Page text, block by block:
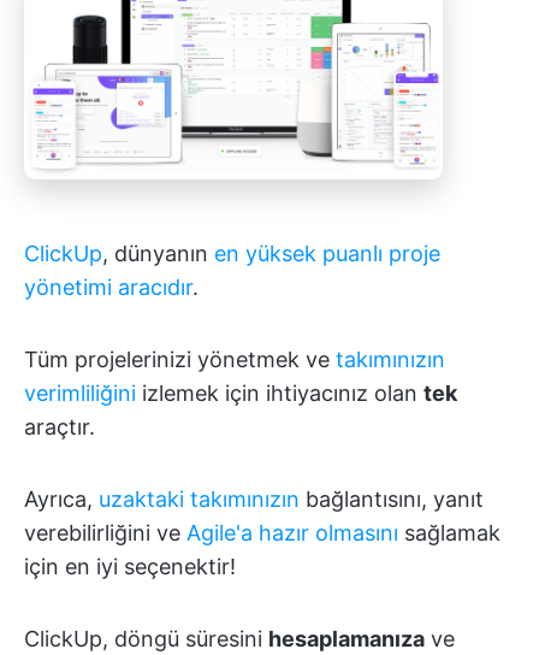
ClickUp, dünyanın en yüksek puanlı proje
yönetimi aracıdır.
Tüm projelerinizi yönetmek ve takımınızın
verimliliğini izlemek için ihtiyacınız olan tek
araçtır.
Ayrıca, uzaktaki takımınızın bağlantısını, yanıt
verebilirliğini ve Agile'a hazır olmasını sağlamak
için en iyi seçenektir!
ClickUp, döngü süresini hesaplamanıza ve